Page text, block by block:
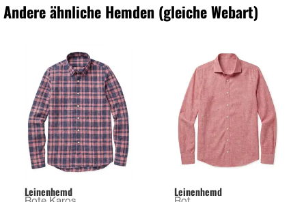
Andere ähnliche Hemden (gleiche Webart)
Leinenhemd Leinenhemd